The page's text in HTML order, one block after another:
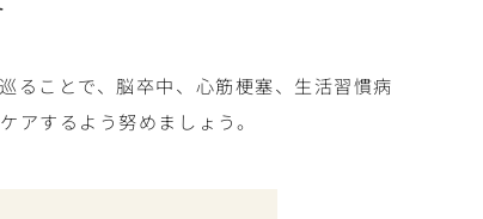
ることで、脳卒中、心筋梗塞、生活習慣病
アするよう努めましょう。